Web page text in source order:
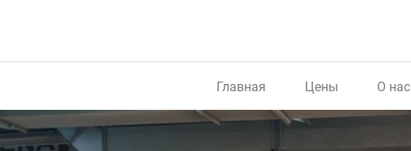
Главная Цены О нас